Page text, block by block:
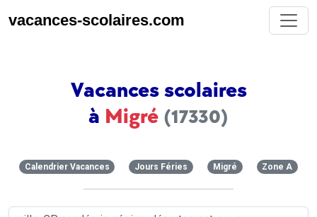
vacances-scolaires.com
Vacances scolaires
à Migré (17330)
Calendrier Vacances Jours Féries Migré Zone A